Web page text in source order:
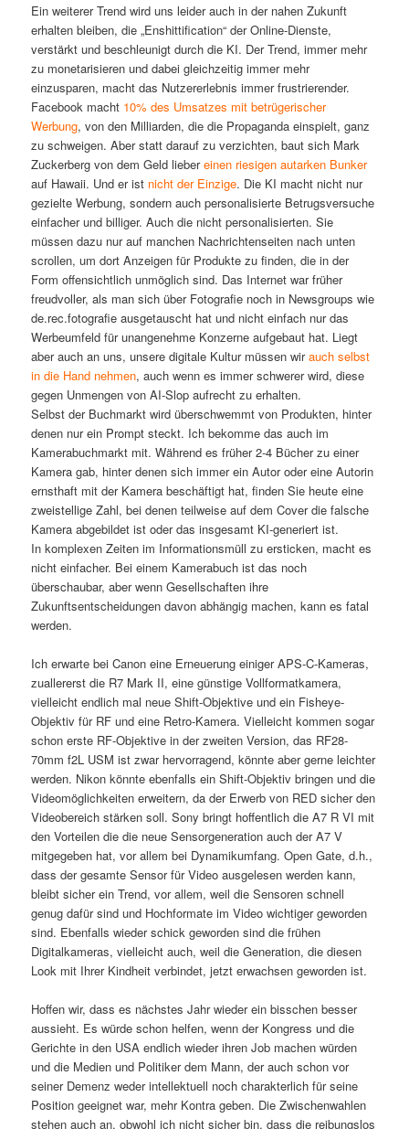
Ein weiterer Trend wird uns leider auch in der nahen Zukunft
erhalten bleiben, die „Enshittification“ der Online-Dienste,
verstärkt und beschleunigt durch die KI. Der Trend, immer mehr
zu monetarisieren und dabei gleichzeitig immer mehr
einzusparen, macht das Nutzererlebnis immer frustrierender.
Facebook macht 10% des Umsatzes mit betrügerischer
Werbung, von den Milliarden, die die Propaganda einspielt, ganz
zu schweigen. Aber statt darauf zu verzichten, baut sich Mark
Zuckerberg von dem Geld liebereinen riesigen autarken Bunker
auf Hawaii. Und er ist nicht der Einzige. Die KI macht nicht nur
gezielte Werbung, sondern auch personalisierte Betrugsversuche
einfacher und billiger. Auch die nicht personalisierten. Sie
müssen dazu nur auf manchen Nachrichtenseiten nach unten
scrollen, um dort Anzeigen für Produkte zu finden, die in der
Form offensichtlich unmöglich sind. Das Internet war früher
freudvoller, als man sich über Fotografie noch in Newsgroups wie
de.rec.fotografie ausgetauscht hat und nicht einfach nur das
Werbeumfeld für unangenehme Konzerne aufgebaut hat. Liegt
aber auch an uns, unsere digitale Kultur müssen wirauch selbst
in die Hand nehmen, auch wenn es immer schwerer wird, diese
gegen Unmengen von AI-Slop aufrecht zu erhalten.
Selbst der Buchmarkt wird überschwemmt von Produkten, hinter
denen nur ein Prompt steckt. Ich bekomme das auch im
Kamerabuchmarkt mit. Während es früher 2-4 Bücher zu einer
Kamera gab, hinter denen sich immer ein Autor oder eine Autorin
ernsthaft mit der Kamera beschäftigt hat, finden Sie heute eine
zweistellige Zahl, bei denen teilweise auf dem Cover die falsche
Kamera abgebildet ist oder das insgesamt KI-generiert ist.
In komplexen Zeiten im Informationsmüll zu ersticken, macht es
nicht einfacher. Bei einem Kamerabuch ist das noch
überschaubar, aber wenn Gesellschaften ihre
Zukunftsentscheidungen davon abhängig machen, kann es fatal
werden.
Ich erwarte bei Canon eine Erneuerung einiger APS-C-Kameras,
zuallererst die R7 Mark II, eine günstige Vollformatkamera,
vielleicht endlich mal neue Shift-Objektive und ein Fisheye-
Objektiv für RF und eine Retro-Kamera. Vielleicht kommen sogar
schon erste RF-Objektive in der zweiten Version, das RF28-
70mm f2L USM ist zwar hervorragend, könnte aber gerne leichter
werden. Nikon könnte ebenfalls ein Shift-Objektiv bringen und die
Videomöglichkeiten erweitern, da der Erwerb von RED sicher den
Videobereich stärken soll. Sony bringt hoffentlich die A7 R VI mit
den Vorteilen die die neue Sensorgeneration auch der A7 V
mitgegeben hat, vor allem bei Dynamikumfang. Open Gate, d.h.,
dass der gesamte Sensor für Video ausgelesen werden kann,
bleibt sicher ein Trend, vor allem, weil die Sensoren schnell
genug dafür sind und Hochformate im Video wichtiger geworden
sind. Ebenfalls wieder schick geworden sind die frühen
Digitalkameras, vielleicht auch, weil die Generation, die diesen
Look mit Ihrer Kindheit verbindet, jetzt erwachsen geworden ist.
Hoffen wir, dass es nächstes Jahr wieder ein bisschen besser
aussieht. Es würde schon helfen, wenn der Kongress und die
Gerichte in den USA endlich wieder ihren Job machen würden
und die Medien und Politiker dem Mann, der auch schon vor
seiner Demenz weder intellektuell noch charakterlich für seine
Position geeignet war, mehr Kontra geben. Die Zwischenwahlen
stehen auch an, obwohl ich nicht sicher bin, dass die reibungslos